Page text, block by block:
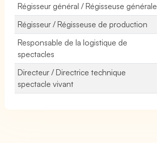
Régisseur général / Régisseuse générale
Régisseur / Régisseuse de production
Responsable de la logistique de
spectacles
Directeur / Directrice technique
spectacle vivant